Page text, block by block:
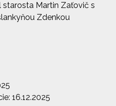
starosta Martin Zaťovič s
Zdenkou
16.12.2025